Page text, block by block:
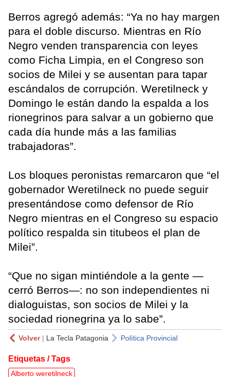
Berros agregó además: “Ya no hay margen
para el doble discurso. Mientras en Río
Negro venden transparencia con leyes
como Ficha Limpia, en el Congreso son
socios de Milei y se ausentan para tapar
escándalos de corrupción. Weretilneck y
Domingo le están dando la espalda a los
rionegrinos para salvar a un gobierno que
cada día hunde más a las familias
trabajadoras”.
Los bloques peronistas remarcaron que “el
gobernador Weretilneck no puede seguir
presentándose como defensor de Río
Negro mientras en el Congreso su espacio
político respalda sin titubeos el plan de
Milei”.
“Que no sigan mintiéndole a la gente —
cerró Berros—: no son independientes ni
dialoguistas, son socios de Milei y la
sociedad rionegrina ya lo sabe”.
Volver| La Tecla Patagonia Política Provincial
Etiquetas / Tags
Alberto weretilneck